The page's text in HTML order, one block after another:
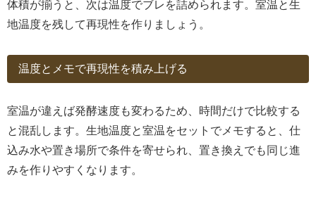
体積が揃うと、次は温度でブレを詰められます。室温と生
地温度を残して再現性を作りましょう。
温度とメモで再現性を積み上げる
室温が違えば発酵速度も変わるため、時間だけで比較する
と混乱します。生地温度と室温をセットでメモすると、仕
込み水や置き場所で条件を寄せられ、置き換えでも同じ進
みを作りやすくなります。